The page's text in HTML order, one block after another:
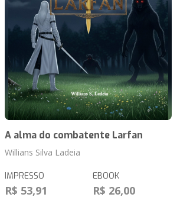
A alma do combatente Larfan
Willians Silva Ladeia
IMPRESSO
R$ 53,91
EBOOK
R$ 26,00